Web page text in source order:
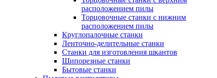
расположением пилы
Торцовочные станки с нижним
расположением пилы
Круглопалочные станки
Ленточно-делительные станки
Станки для изготовления шкантов
Шипорезные станки
Бытовые станки